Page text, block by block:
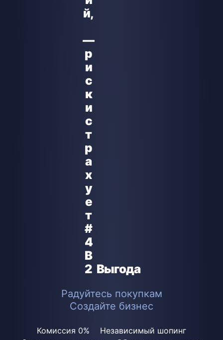
Выгода
Радуйтесь покупкам
Создайте бизнес
Комиссия 0%
Независимый шопинг